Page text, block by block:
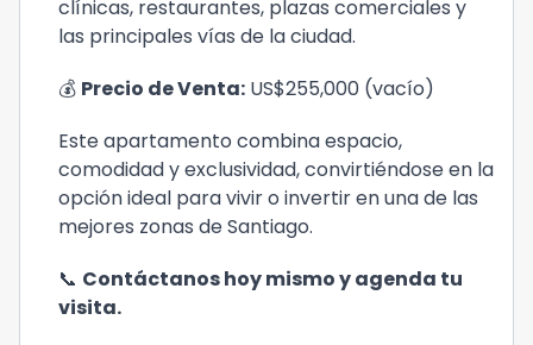
clínicas, restaurantes, plazas comerciales y
las principales vías de la ciudad.
💰 Precio de Venta: US$255,000 (vacío)
Este apartamento combina espacio,
comodidad y exclusividad, convirtiéndose en la
opción ideal para vivir o invertir en una de las
mejores zonas de Santiago.
📞 Contáctanos hoy mismo y agenda tu
visita.